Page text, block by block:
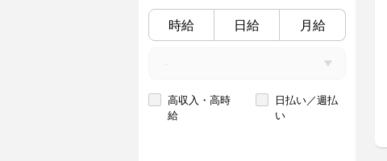
時給 日給 月給
高収入・高時
給
日払い／週払
い